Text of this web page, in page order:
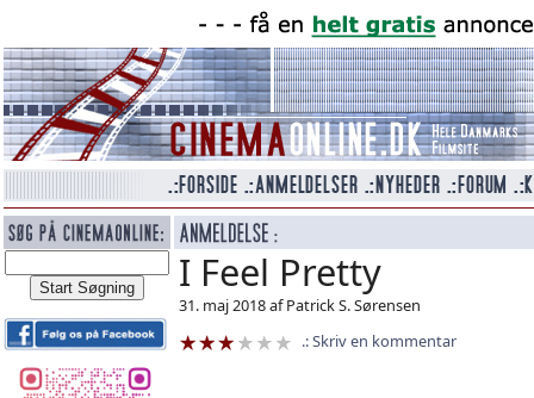
I Feel Pretty
31. maj 2018 af Patrick S. Sørensen
Skriv en kommentar